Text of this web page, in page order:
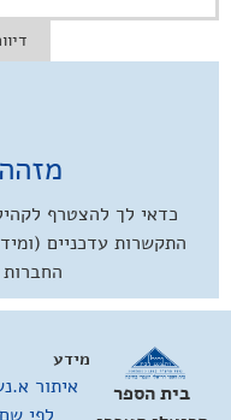
כדאי לך להצטרף
התקשרות עדכניים
בית הספר
מידע
איתור